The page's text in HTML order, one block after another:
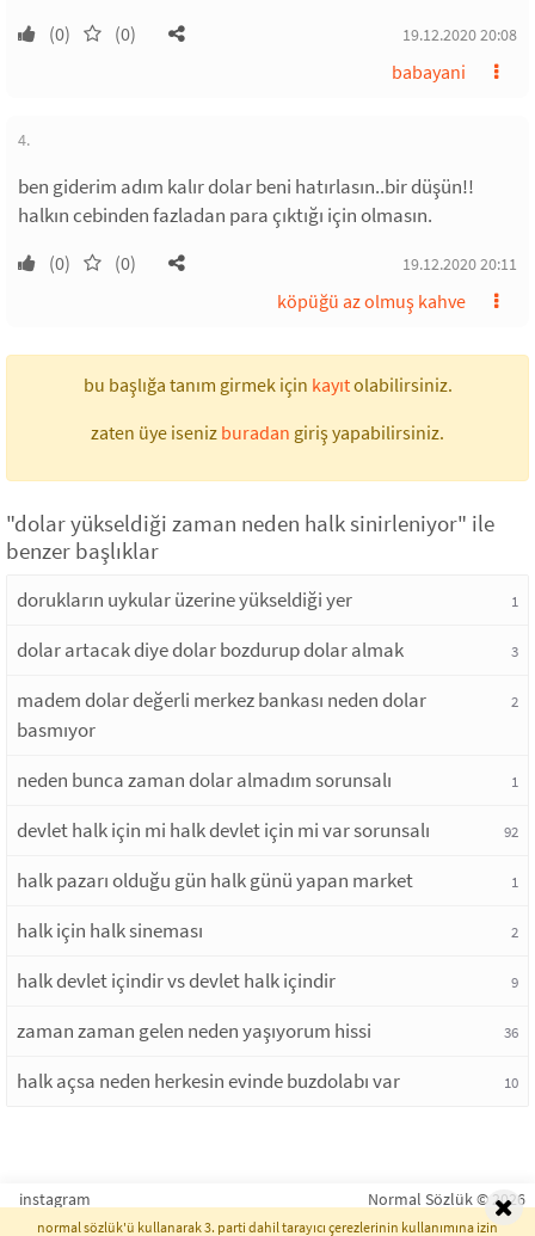
(0) (0) 19.12.2020 20:08
babayani
4.
ben giderim adım kalır dolar beni hatırlasın..bir düşün!!
halkın cebinden fazladan para çıktığı için olmasın.
(0) (0) 19.12.2020 20:11
köpüğü az olmuş kahve
bu başlığa tanım girmek için kayıtolabilirsiniz.
zaten üye iseniz buradan giriş yapabilirsiniz.
"dolar yükseldiği zaman neden halk sinirleniyor" ile
benzer başlıklar
dorukların uykular üzerine yükseldiği yer 1
dolar artacak diye dolar bozdurup dolar almak 3
madem dolar değerli merkez bankası neden dolar
basmıyor
2
neden bunca zaman dolar almadım sorunsalı 1
devlet halk için mi halk devlet için mi var sorunsalı 92
halk pazarı olduğu gün halk günü yapan market 1
halk için halk sineması 2
halk devlet içindir vs devlet halk içindir 9
zaman zaman gelen neden yaşıyorum hissi 36
halk açsa neden herkesin evinde buzdolabı var 10
instagram Normal Sözlük © 2026
normal sözlük'ü kullanarak 3. parti dahil tarayıcı çerezlerinin kullanımına izin